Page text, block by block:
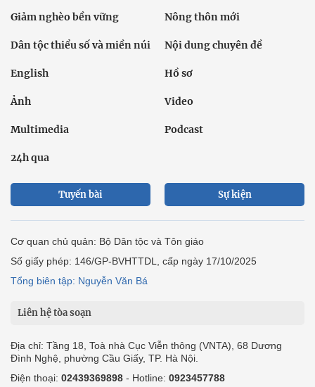
Giảm nghèo bền vững Nông thôn mới
Dân tộc thiểu số và miền núi Nội dung chuyên đề
English Hồ sơ
Ảnh Video
Multimedia Podcast
24h qua
Tuyến bài Sự kiện
Cơ quan chủ quản: Bộ Dân tộc và Tôn giáo
Số giấy phép: 146/GP-BVHTTDL, cấp ngày 17/10/2025
Tổng biên tập: Nguyễn Văn Bá
Liên hệ tòa soạn
Địa chỉ: Tầng 18, Toà nhà Cục Viễn thông (VNTA), 68 Dương
Đình Nghệ, phường Cầu Giấy, TP. Hà Nội.
Điện thoại: 02439369898 - Hotline: 0923457788